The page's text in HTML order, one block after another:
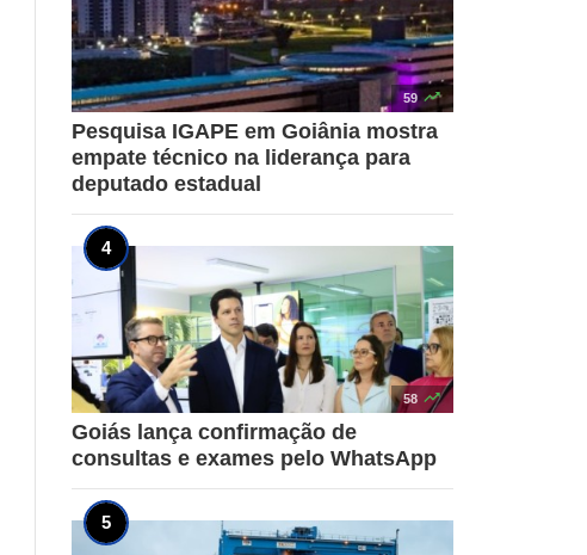
59 
Pesquisa IGAPE em Goiânia mostra
empate técnico na liderança para
deputado estadual
58 
Goiás lança confirmação de
consultas e exames pelo WhatsApp